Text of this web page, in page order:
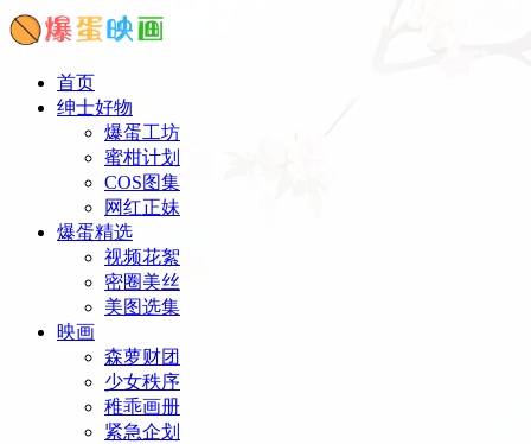
首页
绅士好物
爆蛋工坊
蜜柑计划
COS图集
网红正妹
爆蛋精选
视频花絮
密圈美丝
美图选集
映画
森萝财团
少女秩序
稚乖画册
紧急企划